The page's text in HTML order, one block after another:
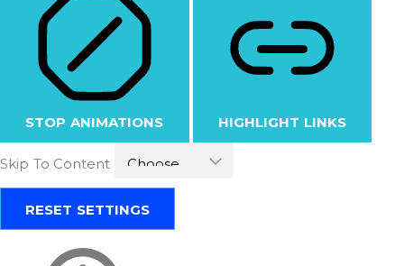
STOP ANIMATIONS HIGHLIGHT LINKS
Skip To Content
RESET SETTINGS